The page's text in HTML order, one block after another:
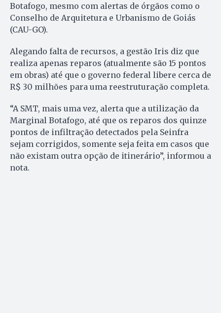
Botafogo, mesmo com alertas de órgãos como o
Conselho de Arquitetura e Urbanismo de Goiás
(CAU-GO).
Alegando falta de recursos, a gestão Iris diz que
realiza apenas reparos (atualmente são 15 pontos
em obras) até que o governo federal libere cerca de
R$ 30 milhões para uma reestruturação completa.
“A SMT, mais uma vez, alerta que a utilização da
Marginal Botafogo, até que os reparos dos quinze
pontos de infiltração detectados pela Seinfra
sejam corrigidos, somente seja feita em casos que
não existam outra opção de itinerário”, informou a
nota.